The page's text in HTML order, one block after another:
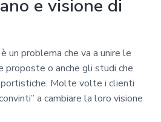
e visione di
un problema che va a unire le
proposte o anche gli studi che
Molte volte i clienti
a cambiare la loro visione